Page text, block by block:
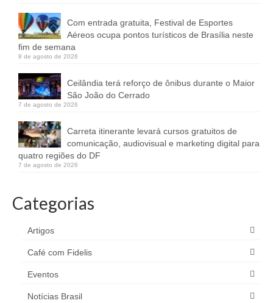
Com entrada gratuita, Festival de Esportes
Aéreos ocupa pontos turísticos de Brasília neste
fim de semana
8 de agosto de 2026
Ceilândia terá reforço de ônibus durante o Maior
São João do Cerrado
7 de agosto de 2026
Carreta itinerante levará cursos gratuitos de
comunicação, audiovisual e marketing digital para
quatro regiões do DF
7 de agosto de 2026
Categorias
Artigos
Café com Fidelis
Eventos
Notícias Brasil